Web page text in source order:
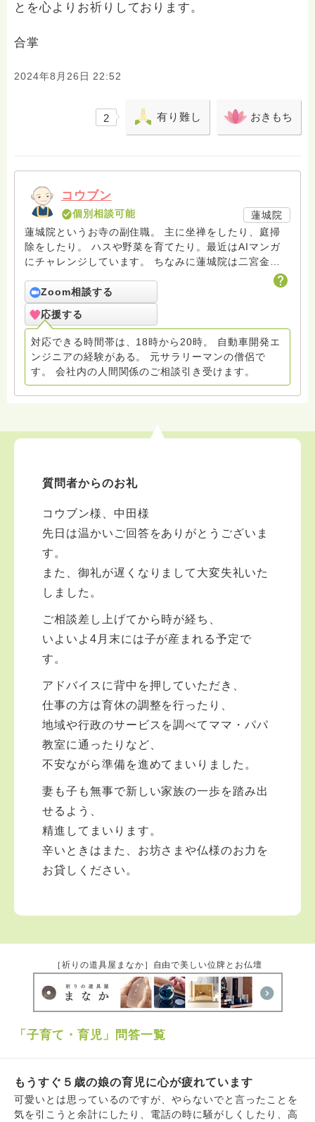
とを心よりお祈りしております。
合掌
2024年8月26日 22:52
2 有り難し おきもち
コウブン
個別相談可能
蓮城院
蓮城院というお寺の副住職。 主に坐禅をしたり、庭掃
除をしたり。 ハスや野菜を育てたり。最近はAIマンガ
にチャレンジしています。 ちなみに蓮城院は二宮金次
郎(尊徳)のお墓があるお寺。 また、毎月第1月曜日、第
1土曜日に坐禅会を開催しております。 ■X(旧Twitter)ア
カウント■ https://x.com/koubun_osho
Zoom相談する
応援する
対応できる時間帯は、18時から20時。 自動車開発エ
ンジニアの経験がある。 元サラリーマンの僧侶で
す。 会社内の人間関係のご相談引き受けます。
質問者からのお礼
コウブン様、中田様
先日は温かいご回答をありがとうございま
す。
また、御礼が遅くなりまして大変失礼いた
しました。
ご相談差し上げてから時が経ち、
いよいよ4月末には子が産まれる予定で
す。
アドバイスに背中を押していただき、
仕事の方は育休の調整を行ったり、
地域や行政のサービスを調べてママ・パパ
教室に通ったりなど、
不安ながら準備を進めてまいりました。
妻も子も無事で新しい家族の一歩を踏み出
せるよう、
精進してまいります。
辛いときはまた、お坊さまや仏様のお力を
お貸しください。
［祈りの道具屋まなか］自由で美しい位牌とお仏壇
「子育て・育児」問答一覧
もうすぐ５歳の娘の育児に心が疲れています
可愛いとは思っているのですが、やらないでと言ったことを
気を引こうと余計にしたり、電話の時に騒がしくしたり、高